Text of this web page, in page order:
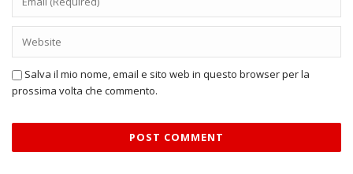
Salva il mio nome, email e sito web in questo browser per la
prossima volta che commento.